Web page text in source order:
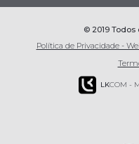
© 2019
Política de Privacidade -
LKCOM -